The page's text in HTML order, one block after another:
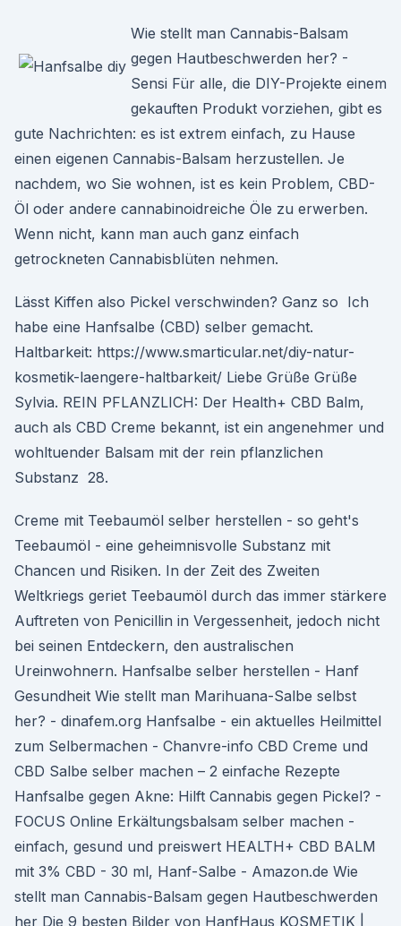
Wie stellt man Cannabis-Balsam
gegen Hautbeschwerden her? -
Sensi Für alle, die DIY-Projekte einem
gekauften Produkt vorziehen, gibt es
gute Nachrichten: es ist extrem einfach, zu Hause
einen eigenen Cannabis-Balsam herzustellen. Je
nachdem, wo Sie wohnen, ist es kein Problem, CBD-
Öl oder andere cannabinoidreiche Öle zu erwerben.
Wenn nicht, kann man auch ganz einfach
getrockneten Cannabisblüten nehmen.
Lässt Kiffen also Pickel verschwinden? Ganz so Ich
habe eine Hanfsalbe (CBD) selber gemacht.
Haltbarkeit: https://www.smarticular.net/diy-natur-
kosmetik-laengere-haltbarkeit/ Liebe Grüße Grüße
Sylvia. REIN PFLANZLICH: Der Health+ CBD Balm,
auch als CBD Creme bekannt, ist ein angenehmer und
wohltuender Balsam mit der rein pflanzlichen
Substanz 28.
Creme mit Teebaumöl selber herstellen - so geht's
Teebaumöl - eine geheimnisvolle Substanz mit
Chancen und Risiken. In der Zeit des Zweiten
Weltkriegs geriet Teebaumöl durch das immer stärkere
Auftreten von Penicillin in Vergessenheit, jedoch nicht
bei seinen Entdeckern, den australischen
Ureinwohnern. Hanfsalbe selber herstellen - Hanf
Gesundheit Wie stellt man Marihuana-Salbe selbst
her? - dinafem.org Hanfsalbe - ein aktuelles Heilmittel
zum Selbermachen - Chanvre-info CBD Creme und
CBD Salbe selber machen – 2 einfache Rezepte
Hanfsalbe gegen Akne: Hilft Cannabis gegen Pickel? -
FOCUS Online Erkältungsbalsam selber machen -
einfach, gesund und preiswert HEALTH+ CBD BALM
mit 3% CBD - 30 ml, Hanf-Salbe - Amazon.de Wie
stellt man Cannabis-Balsam gegen Hautbeschwerden
her Die 9 besten Bilder von HanfHaus KOSMETIK |